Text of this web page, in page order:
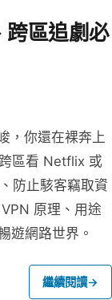
區追劇必
，你還在裸奔上
區看 Netflix 或
防止駭客竊取資
原理、用途
遊網路世界。
繼續閱讀→